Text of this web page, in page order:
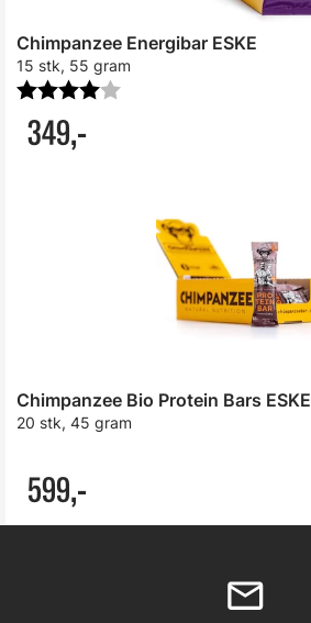
Chimpanzee Energibar ESKE
15 stk, 55 gram
349,-
Karakter:
Chimpanzee Bio Protein Bars ESKE
20 stk, 45 gram
599,-